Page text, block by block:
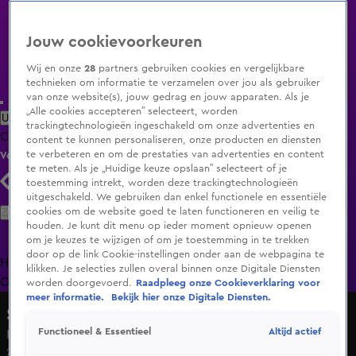
Uitzending Gemist Populaire programma's Zenders Genres
ClipsFilmsRadioSmart TV inlogShop
Volg KIJK
Zoeken
HomeUitzending Gemist Programma's De Bondgenoten
OranjezomerLivestreamsShop
Shownieuws
Een nieuwe liefde voor Malgosia
22 apr 2025, 11:40
Jouw cookievoorkeuren
Wij en onze28 partners gebruiken cookies en vergelijkbare
technieken om informatie te verzamelen over jou als gebruiker
van onze website(s), jouw gedrag en jouw apparaten. Als je
„Alle cookies accepteren” selecteert, worden
trackingtechnologieën ingeschakeld om onze advertenties en
content te kunnen personaliseren, onze producten en diensten
te verbeteren en om de prestaties van advertenties en content
te meten. Als je „Huidige keuze opslaan” selecteert of je
toestemming intrekt, worden deze trackingtechnologieën
uitgeschakeld. We gebruiken dan enkel functionele en essentiële
cookies om de website goed te laten functioneren en veilig te
houden. Je kunt dit menu op ieder moment opnieuw openen
om je keuzes te wijzigen of om je toestemming in te trekken
door op de link Cookie-instellingen onder aan de webpagina te
klikken. Je selecties zullen overal binnen onze Digitale Diensten
worden doorgevoerd.
Raadpleeg onze Cookieverklaring voor
meer informatie.
Bekijk hier onze Digitale Diensten.
Functioneel & Essentieel Altijd actief